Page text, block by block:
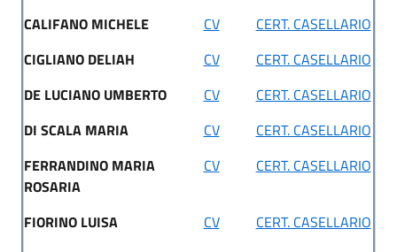
CALIFANO MICHELE
CV
CERT. CASELLARIO
CIGLIANO DELIAH
CV
CERT. CASELLARIO
DE LUCIANO UMBERTO
CV
CERT. CASELLARIO
DI SCALA MARIA
CV
CERT. CASELLARIO
FERRANDINO MARIA
ROSARIA
CV CERT. CASELLARIO
FIORINO LUISA CV
CERT. CASELLARIO